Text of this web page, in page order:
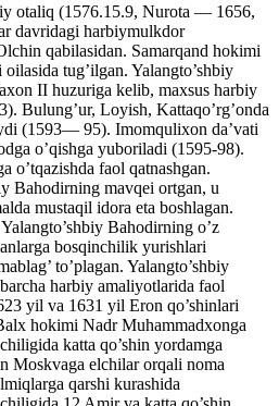
otaliq (1576.15.9, Nurota — 1656,
davridagi harbiymulkdor
qabilasidan. Samarqand hokimi
tug’ilgan. Yalangto’shbiy
II huzuriga kelib, maxsus harbiy
Bulung’ur, Loyish, Kattaqo’rg’onda
(1593— 95). Imomqulixon da’vati
o’qishga yuboriladi (1595-98).
o’tqazishda faol qatnashgan.
Bahodirning mavqei ortgan, u
mustaqil idora eta boshlagan.
Bahodirning o’z
bosqinchilik yurishlari
to’plagan. Yalangto’shbiy
harbiy amaliyotlarida faol
yil va 1631 yil Eron qo’shinlari
hokimi Nadr Muhammadxonga
katta qo’shin yordamga
Moskvaga elchilar orqali noma
qarshi kurashida